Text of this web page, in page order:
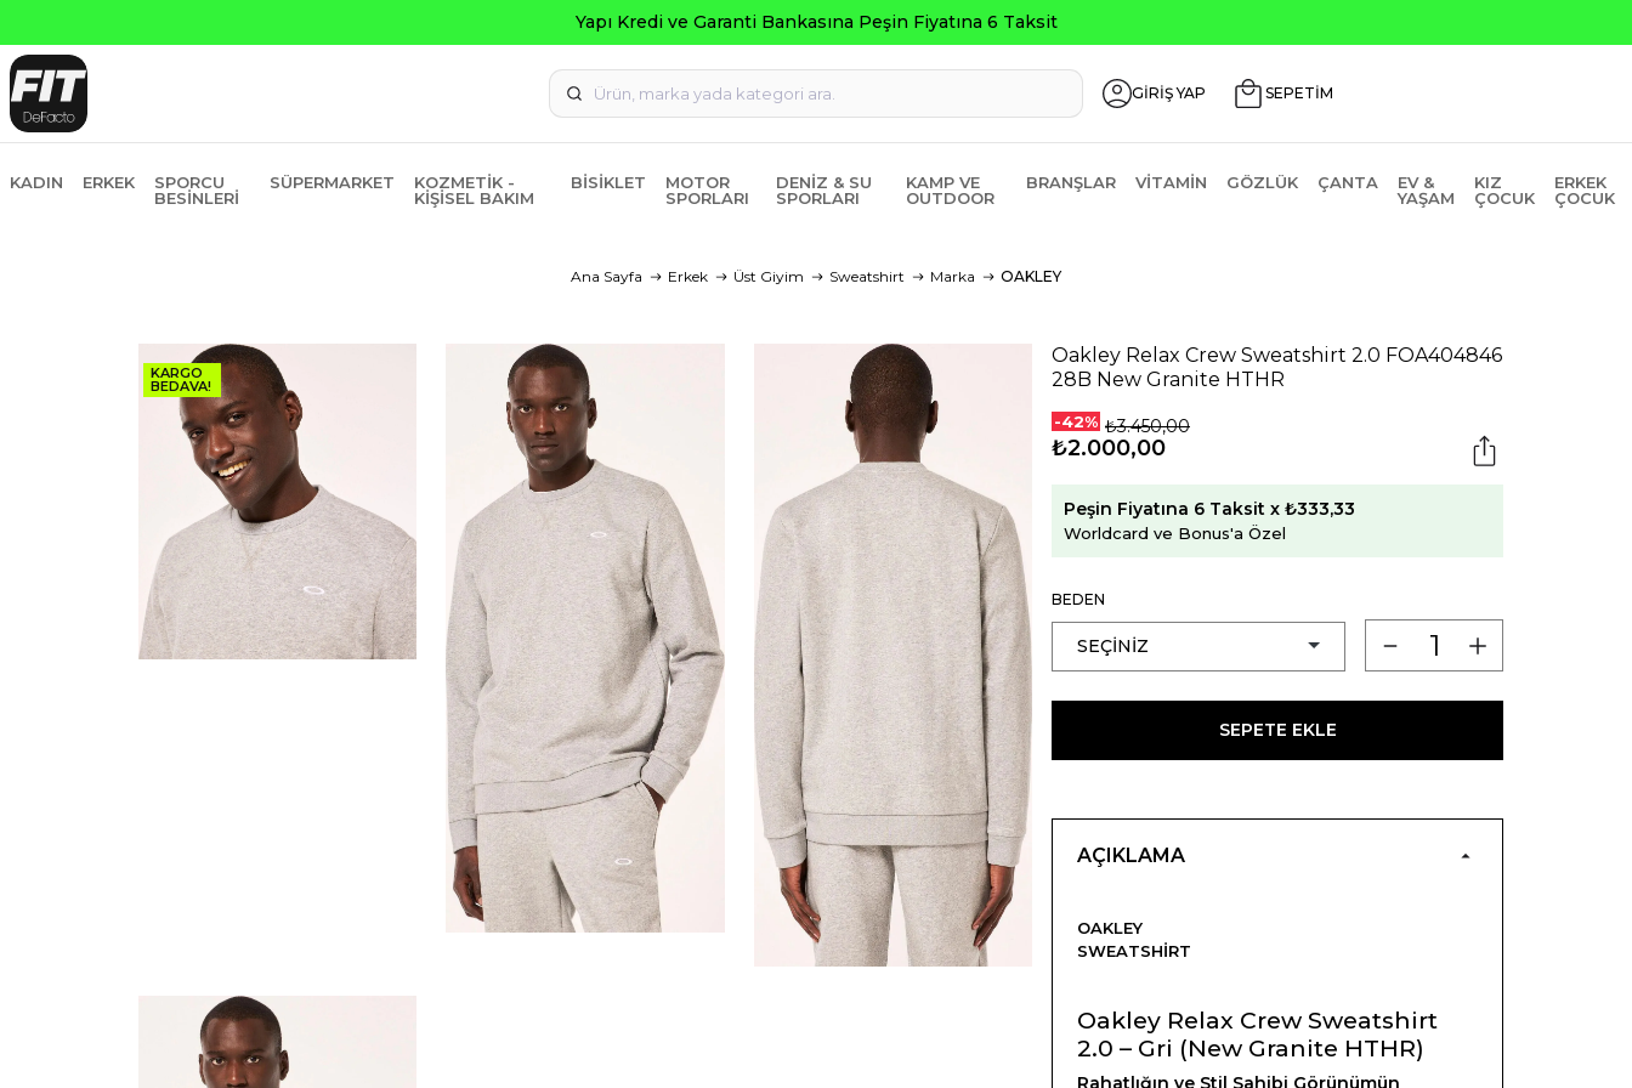
Yapı Kredi ve Garanti Bankasına Peşin Fiyatına 6 Taksit
GİRİŞ YAP SEPETİM
KADIN ERKEK
SPORCU
BESINLERI
SÜPERMARKET
KOZMETIK -
KIŞISEL BAKIM
BISIKLET
MOTOR
SPORLARI
DENIZ & SU
SPORLARI
KAMP VE
OUTDOOR
BRANŞLAR VITAMIN GÖZLÜK ÇANTA
EV &
YAŞAM
KIZ
ÇOCUK
ERKEK
ÇOCUK
Ana Sayfa Erkek Üst Giyim Sweatshirt Marka OAKLEY
KARGO
BEDAVA!
Oakley Relax Crew Sweatshirt 2.0 FOA404846
28B New Granite HTHR
-42% ₺3.450,00
₺2.000,00
Peşin Fiyatına 6 Taksit x ₺333,33
Worldcard ve Bonus'a Özel
BEDEN
SEPETE EKLE
AÇIKLAMA
OAKLEY
SWEATSHIRT
Oakley Relax Crew Sweatshirt
2.0 – Gri (New Granite HTHR)
Rahatlığın ve Stil Sahibi Görünümün